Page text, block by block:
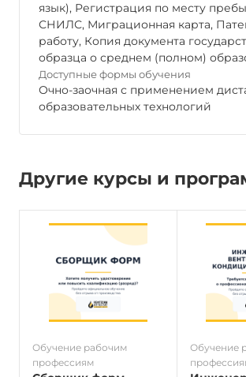
язык), Регистрация по месту
СНИЛС, Миграционная карта,
работу, Копия документа
образца о среднем (полном)
Доступные формы обучения
Очно-заочная с применением
образовательных технологий
Другие курсы и
Обучение рабочим
профессиям
Обучение